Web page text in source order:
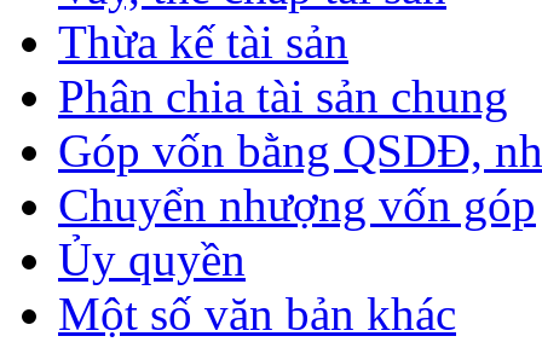
Thừa kế tài sản
Phân chia tài sản chung
Góp vốn bằng QSDĐ,
Chuyển nhượng vốn góp
Ủy quyền
Một số văn bản khác